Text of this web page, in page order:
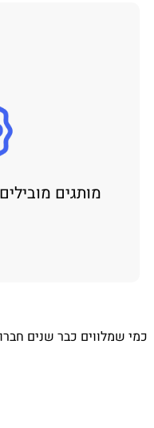
מותגים
שמלווים כבר שנים